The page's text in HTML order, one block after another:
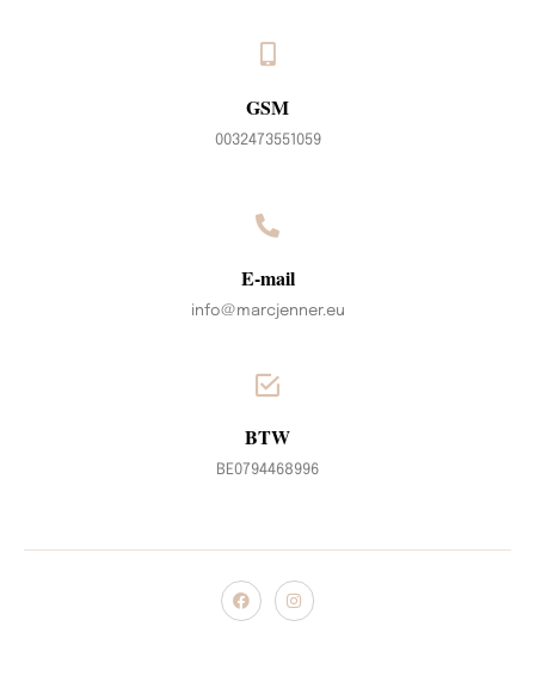
GSM
0032473551059
E-mail
info@marcjenner.eu
BTW
BE0794468996